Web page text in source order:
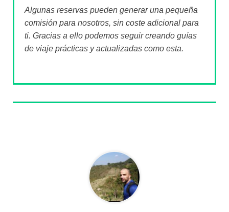
Algunas reservas pueden generar una pequeña
comisión para nosotros, sin coste adicional para
ti. Gracias a ello podemos seguir creando guías
de viaje prácticas y actualizadas como esta.